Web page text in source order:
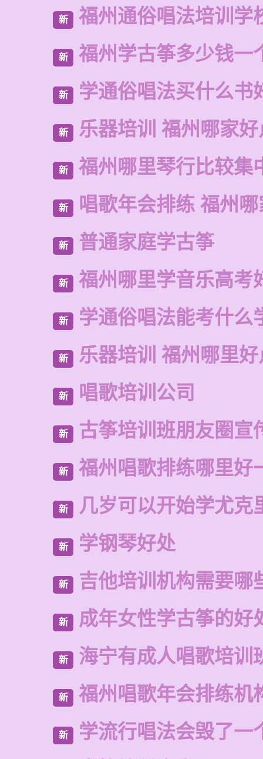
新 福州通俗唱法培训学
新 福州学古筝多少钱一
新 学通俗唱法买什么书
新 乐器培训 福州哪家
新 福州哪里琴行比较集
新 唱歌年会排练 福州
新 普通家庭学古筝
新 福州哪里学音乐高考
新 学通俗唱法能考什么
新 乐器培训 福州哪里
新 唱歌培训公司
新 古筝培训班朋友圈宣
新 福州唱歌排练哪里好
新 几岁可以开始学尤克
新 学钢琴好处
新 吉他培训机构需要哪
新 成年女性学古筝的好
新 海宁有成人唱歌培训
新 福州唱歌年会排练机
新 学流行唱法会毁了一